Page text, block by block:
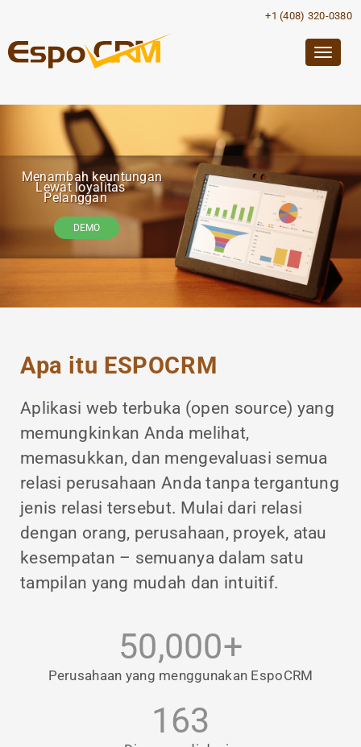
+1 (408) 320-0380
Menambah keuntungan
Lewat loyalitas
Pelanggan
DEMO
Apa itu ESPOCRM
Aplikasi web terbuka (open source) yang
memungkinkan Anda melihat,
memasukkan, dan mengevaluasi semua
relasi perusahaan Anda tanpa tergantung
jenis relasi tersebut. Mulai dari relasi
dengan orang, perusahaan, proyek, atau
kesempatan – semuanya dalam satu
tampilan yang mudah dan intuitif.
50,000+
Perusahaan yang menggunakan EspoCRM
163